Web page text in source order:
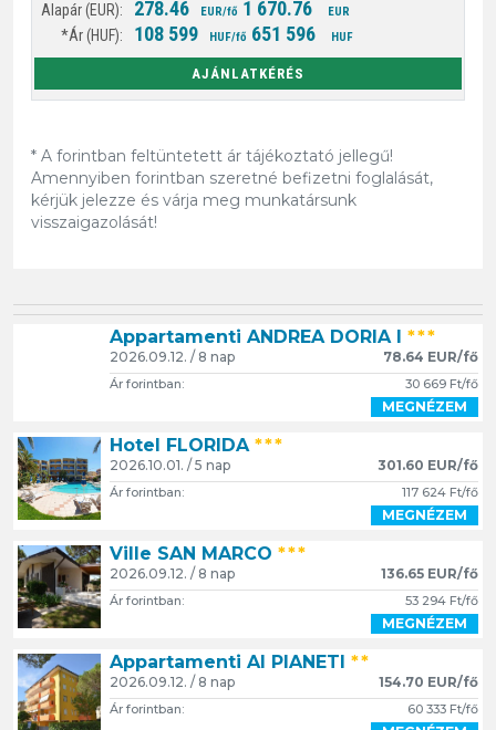
278.46 EUR/fő 1 670.76 EUR
108 599 HUF/fő 651 596 HUF
AJÁNLATKÉRÉS
* A forintban feltüntetett ár tájékoztató jellegű!
Amennyiben forintban szeretné befizetni foglalását,
kérjük jelezze és várja meg munkatársunk
visszaigazolását!
Appartamenti ANDREA DORIA I ***
2026.09.12. / 8 nap 78.64 EUR/fő
Ár forintban: 30 669 Ft/fő
MEGNÉZEM
Hotel FLORIDA ***
2026.10.01. / 5 nap 301.60 EUR/fő
Ár forintban: 117 624 Ft/fő
MEGNÉZEM
Ville SAN MARCO ***
2026.09.12. / 8 nap 136.65 EUR/fő
Ár forintban: 53 294 Ft/fő
MEGNÉZEM
Appartamenti AI PIANETI **
2026.09.12. / 8 nap 154.70 EUR/fő
Ár forintban: 60 333 Ft/fő